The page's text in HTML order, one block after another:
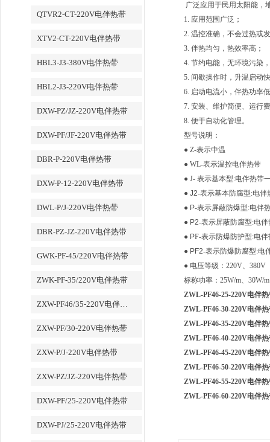
QTVR2-CT-220V电伴热带
XTV2-CT-220V电伴热带
HBL3-J3-380V电伴热带
HBL2-J3-220V电伴热带
DXW-PZ/JZ-220V电伴热带
DXW-PF/JF-220V电伴热带
DBR-P-220V电伴热带
DXW-P-12-220V电伴热带
DWL-P/J-220V电伴热带
DBR-PZ-JZ-220V电伴热带
GWK-PF-45/220V电伴热带
ZWK-PF-35/220V电伴热带
ZXW-PF46/35-220V电伴热带
ZXW-PF/30-220V电伴热带
ZXW-P/J-220V电伴热带
ZXW-PZ/JZ-220V电伴热带
DXW-PF/25-220V电伴热带
DXW-PJ/25-220V电伴热带
广泛应用于民用太阳能，
1. 应用范围广泛；
2. 温控准确，不会过热或
3. 伴热均匀，热效率高；
4. 节约电能，无环境污染
5. 间歇操作时，升温启动
6. 启动电流小，伴热功率
7. 安装、维护简便、运行
8. 便于自动化管理。
型号说明：
● Z-表示中温
● WL-表示温控电伴热带
● J- 表示基本型:电伴热带
● J2-表示基本防腐型:电伴
● P-表示屏蔽防爆型:电伴
● P2-表示屏蔽防腐型:电
● PF-表示防爆防护型:电
● PF2-表示防爆防腐型:电
● 电压等级：220V、380V
标称功率：25W/m、30W/
ZWL-PF46-25-220V电伴
ZWL-PF46-30-220V电伴
ZWL-PF46-35-220V电伴
ZWL-PF46-40-220V电伴
ZWL-PF46-45-220V电伴
ZWL-PF46-50-220V电伴
ZWL-PF46-55-220V电伴
ZWL-PF46-60-220V电伴